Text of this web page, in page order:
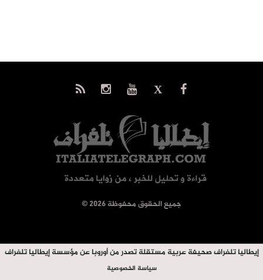
© جميع الحقوق محفوظة 2026
إيطاليا تلغراف صحيفة عربية مستقلة تصدر من أوروبا عن مؤسسة إيطاليا تلغراف
سياسة الخصوصية